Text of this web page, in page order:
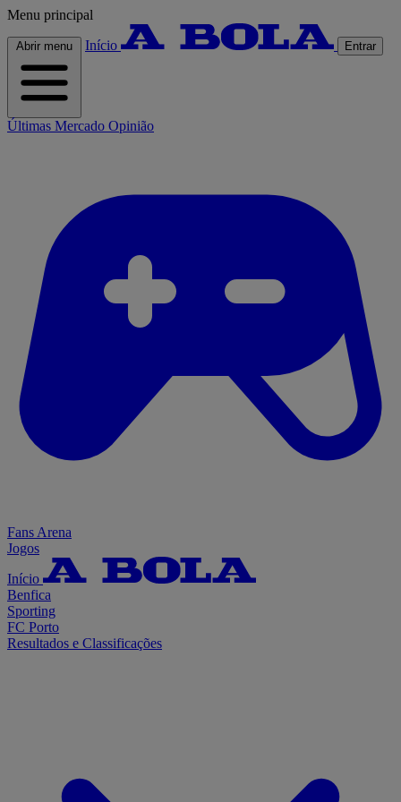
Menu principal
Abrir menu Início Entrar
Últimas Mercado Opinião
Fans Arena
Jogos
Início
Benfica
Sporting
FC Porto
Resultados e Classificações